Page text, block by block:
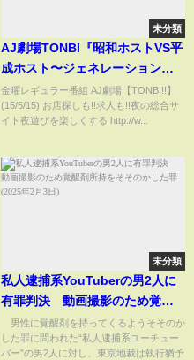
未分類
AJ劇場TONBI『昭和ホストVS平
成ホスト〜ジェネレーション対
決〜』
金曜レギュラー番組 AJ劇場【TONBI!!】
(15/5/15) お店探しも!!求人も!!夜の総合サ
イト夜遊びを楽しくする http://w...
未分類
私人逮捕系YouTuberの男2人に
有罪判決 動画撮影のため覚醒
剤所持をそそのかした罪(2025年
2月3日)
男性に覚醒剤を持ってくるようそそのか
した罪に問われた“私人逮捕系ユーチュー
バー”の男2人に対し、東京地裁は執行猶予